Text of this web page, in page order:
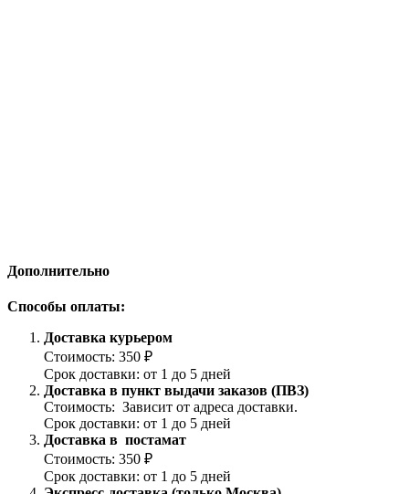
Дополнительно
Способы оплаты:
Доставка курьером
Стоимость: 350 ₽
Срок доставки: от 1 до 5 дней
Доставка в пункт выдачи заказов (ПВЗ)
Стоимость: Зависит от адреса доставки.
Срок доставки: от 1 до 5 дней
Доставка в постамат
Стоимость: 350 ₽
Срок доставки: от 1 до 5 дней